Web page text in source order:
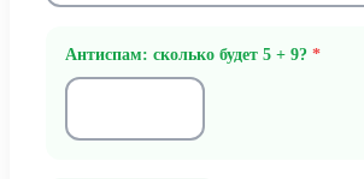
Антиспам: сколько будет 5 + 9? *